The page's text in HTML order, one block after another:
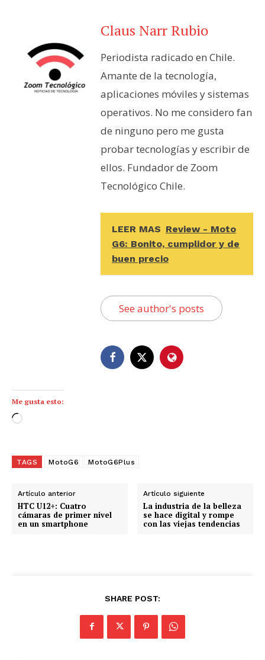
Claus Narr Rubio
Periodista radicado en Chile.
Amante de la tecnología,
aplicaciones móviles y sistemas
operativos. No me considero fan
de ninguno pero me gusta
probar tecnologías y escribir de
ellos. Fundador de Zoom
Tecnológico Chile.
LEER MAS Review - Moto
G6: Bonito, cumplidor y de
buen precio
See author's posts
Me gusta esto:
C
g
n
d
o
TAGS MotoG6 MotoG6Plus
Artículo anterior
HTC U12+: Cuatro
cámaras de primer nivel
en un smartphone
Artículo siguiente
La industria de la belleza
se hace digital y rompe
con las viejas tendencias
SHARE POST: